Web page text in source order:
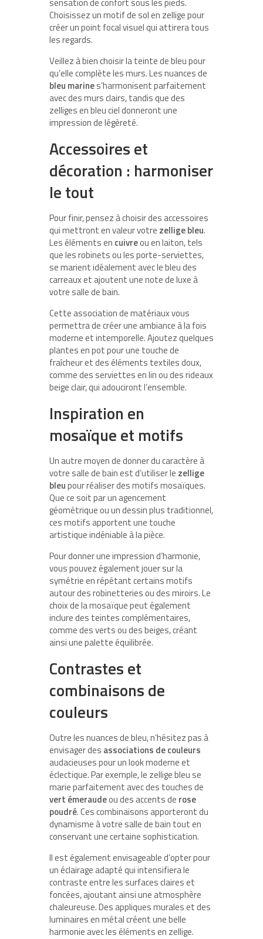
Choisissez un motif de sol en zellige pour
créer un point focal visuel qui attirera tous
les regards.
Veillez à bien choisir la teinte de bleu pour
qu’elle complète les murs. Les nuances de
bleu marines’harmonisent parfaitement
avec des murs clairs, tandis que des
zelliges en bleu ciel donneront une
impression de légèreté.
Accessoires et
décoration : harmoniser
le tout
Pour finir, pensez à choisir des accessoires
qui mettront en valeur votre zellige bleu.
Les éléments en cuivreou en laiton, tels
que les robinets ou les porte-serviettes,
se marient idéalement avec le bleu des
carreaux et ajoutent une note de luxe à
votre salle de bain.
Cette association de matériaux vous
permettra de créer une ambiance à la fois
moderne et intemporelle. Ajoutez quelques
plantes en pot pour une touche de
fraîcheur et des éléments textiles doux,
comme des serviettes en lin ou des rideaux
beige clair, qui adouciront l’ensemble.
Inspiration en
mosaïque et motifs
Un autre moyen de donner du caractère à
votre salle de bain est d’utiliser le zellige
bleupour réaliser des motifs mosaïques.
Que ce soit par un agencement
géométrique ou un dessin plus traditionnel,
ces motifs apportent une touche
artistique indéniable à la pièce.
Pour donner une impression d’harmonie,
vous pouvez également jouer sur la
symétrie en répétant certains motifs
autour des robinetteries ou des miroirs. Le
choix de la mosaïque peut également
inclure des teintes complémentaires,
comme des verts ou des beiges, créant
ainsi une palette équilibrée.
Contrastes et
combinaisons de
couleurs
Outre les nuances de bleu, n’hésitez pas à
envisager des associations de couleurs
audacieuses pour un look moderne et
éclectique. Par exemple, le zellige bleu se
marie parfaitement avec des touches de
vert émeraudeou des accents de rose
poudré. Ces combinaisons apporteront du
dynamisme à votre salle de bain tout en
conservant une certaine sophistication.
Il est également envisageable d’opter pour
un éclairage adapté qui intensifiera le
contraste entre les surfaces claires et
foncées, ajoutant ainsi une atmosphère
chaleureuse. Des appliques murales et des
luminaires en métal créent une belle
harmonie avec les éléments en zellige.